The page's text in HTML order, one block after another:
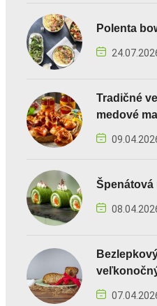
Polenta
Tradičné
medové
Špenátová